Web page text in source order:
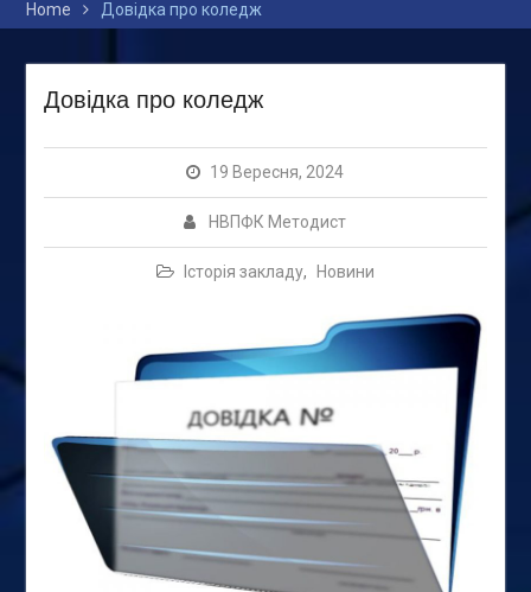
Home Довідка про коледж
Довідка про коледж
19 Вересня, 2024
НВПФК Методист
Історія закладу, Новини